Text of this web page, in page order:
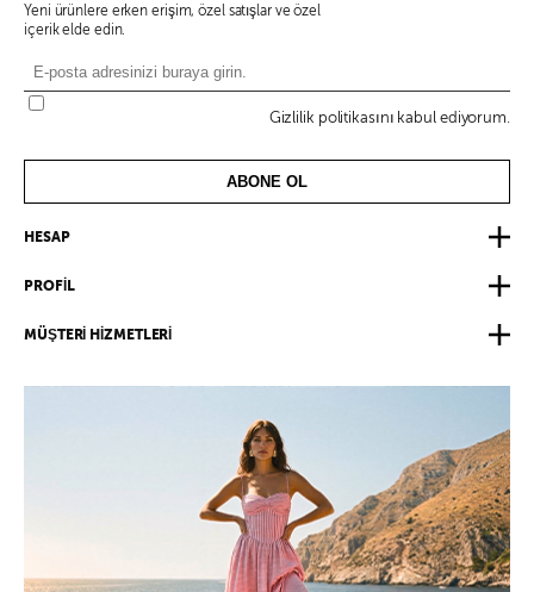
Yeni ürünlere erken erişim, özel satışlar ve özel
içerik elde edin.
Gizlilik politikasını kabul ediyorum.
ABONE OL
HESAP
PROFİL
MÜŞTERİ HİZMETLERİ